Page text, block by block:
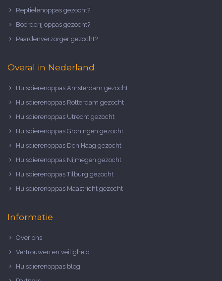
Reptielenoppas gezocht?
Boerderij oppas gezocht?
Paardenverzorger gezocht?
Overal in Nederland
Huisdierenoppas Amsterdam gezocht
Huisdierenoppas Rotterdam gezocht
Huisdierenoppas Utrecht gezocht
Huisdierenoppas Groningen gezocht
Huisdierenoppas Den Haag gezocht
Huisdierenoppas Nijmegen gezocht
Huisdierenoppas Tilburg gezocht
Huisdierenoppas Maastricht gezocht
Informatie
Over ons
Vertrouwen en veiligheid
Huisdierenoppas blog